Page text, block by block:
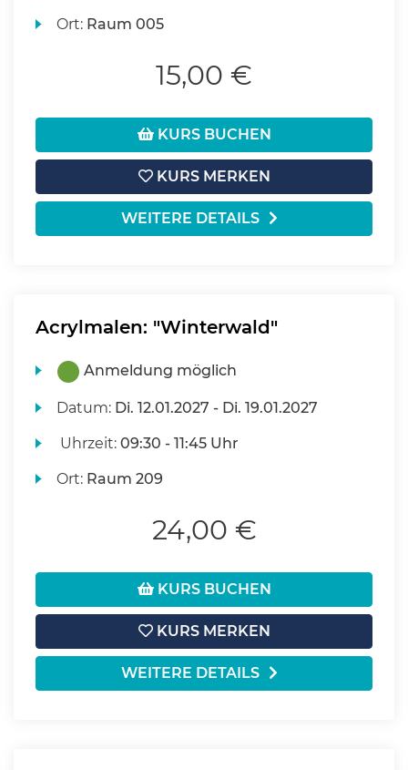
Ort: Raum 005
15,00 €
KURS BUCHEN
KURS MERKEN
WEITERE DETAILS
Acrylmalen: "Winterwald"
Anmeldung möglich
Datum: Di. 12.01.2027 - Di. 19.01.2027
Uhrzeit:09:30 - 11:45 Uhr
Ort: Raum 209
24,00 €
KURS BUCHEN
KURS MERKEN
WEITERE DETAILS